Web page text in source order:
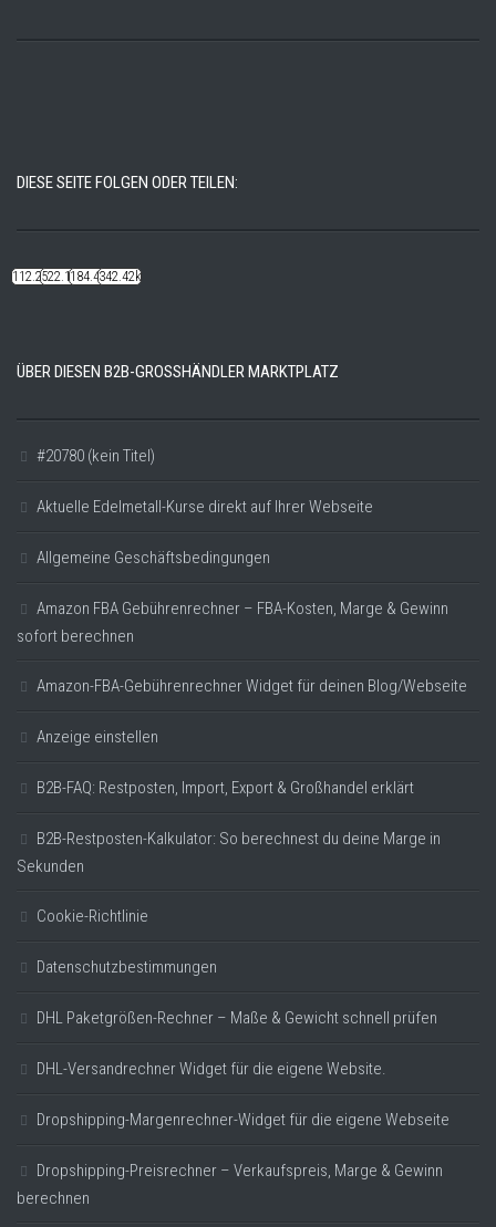
DIESE SEITE FOLGEN ODER TEILEN:
112.22k522.14k184.48k342.42k
ÜBER DIESEN B2B-GROSSHÄNDLER MARKTPLATZ
#20780 (kein Titel)
Aktuelle Edelmetall-Kurse direkt auf Ihrer Webseite
Allgemeine Geschäftsbedingungen
Amazon FBA Gebührenrechner – FBA-Kosten, Marge & Gewinn
sofort berechnen
Amazon-FBA-Gebührenrechner Widget für deinen Blog/Webseite
Anzeige einstellen
B2B-FAQ: Restposten, Import, Export & Großhandel erklärt
B2B-Restposten-Kalkulator: So berechnest du deine Marge in
Sekunden
Cookie-Richtlinie
Datenschutzbestimmungen
DHL Paketgrößen-Rechner – Maße & Gewicht schnell prüfen
DHL-Versandrechner Widget für die eigene Website.
Dropshipping-Margenrechner-Widget für die eigene Webseite
Dropshipping-Preisrechner – Verkaufspreis, Marge & Gewinn
berechnen